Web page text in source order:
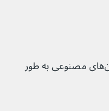
از بین بردن جرم و رسوبات غذا از دندان‌های مصنوعی به طور